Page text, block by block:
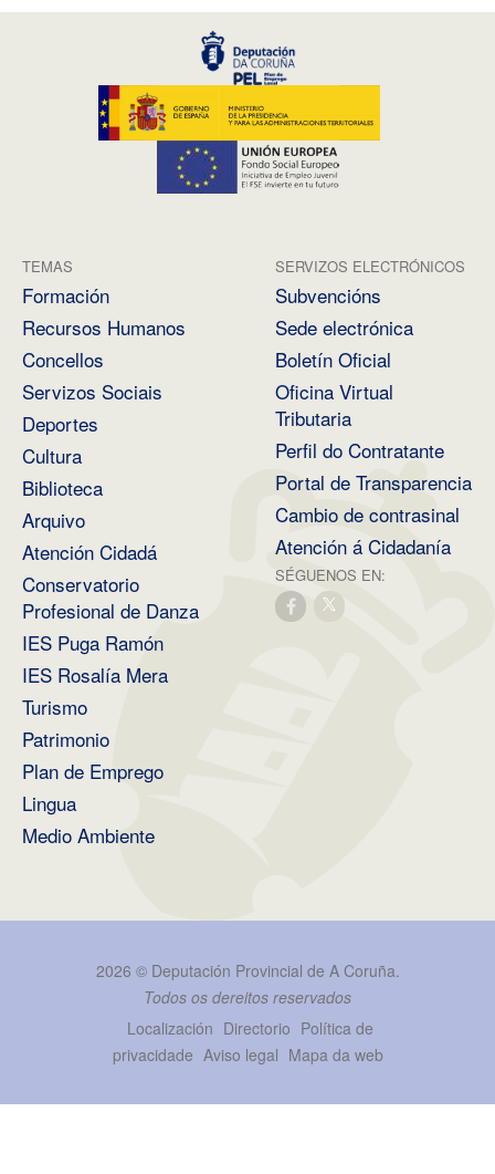
TEMAS
Formación
Recursos Humanos
Concellos
Servizos Sociais
Deportes
Cultura
Biblioteca
Arquivo
Atención Cidadá
Conservatorio
Profesional de Danza
IES Puga Ramón
IES Rosalía Mera
Turismo
Patrimonio
Plan de Emprego
Lingua
Medio Ambiente
SERVIZOS ELECTRÓNICOS
Subvencións
Sede electrónica
Boletín Oficial
Oficina Virtual
Tributaria
Perfil do Contratante
Portal de Transparencia
Cambio de contrasinal
Atención á Cidadanía
SÉGUENOS EN:
2026 © Deputación Provincial de A Coruña.
Todos os dereitos reservados
Localización Directorio Política de
privacidade Aviso legal Mapa da web